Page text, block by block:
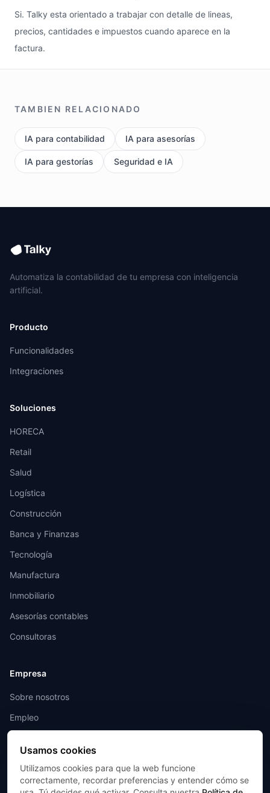
Si. Talky esta orientado a trabajar con detalle de lineas,
precios, cantidades e impuestos cuando aparece en la
factura.
TAMBIEN RELACIONADO
IA para contabilidad IA para asesorías
IA para gestorías Seguridad e IA
Automatiza la contabilidad de tu empresa con inteligencia
artificial.
Producto
Funcionalidades
Integraciones
Soluciones
HORECA
Retail
Salud
Logística
Construcción
Banca y Finanzas
Tecnología
Manufactura
Inmobiliario
Asesorías contables
Consultoras
Empresa
Sobre nosotros
Empleo
Legal
Usamos cookies
Utilizamos cookies para que la web funcione
correctamente, recordar preferencias y entender cómo se